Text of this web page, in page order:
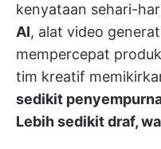
kenyataan sehari-
AI, alat video
mempercepat
tim kreatif
sedikit
Lebih sedikit draf,